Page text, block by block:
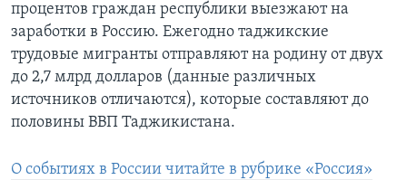
процентов граждан республики выезжают на
заработки в Россию. Ежегодно таджикские
трудовые мигранты отправляют на родину от двух
до 2,7 млрд долларов (данные различных
источников отличаются), которые составляют до
половины ВВП Таджикистана.
О событиях в России читайте в рубрике «Россия»